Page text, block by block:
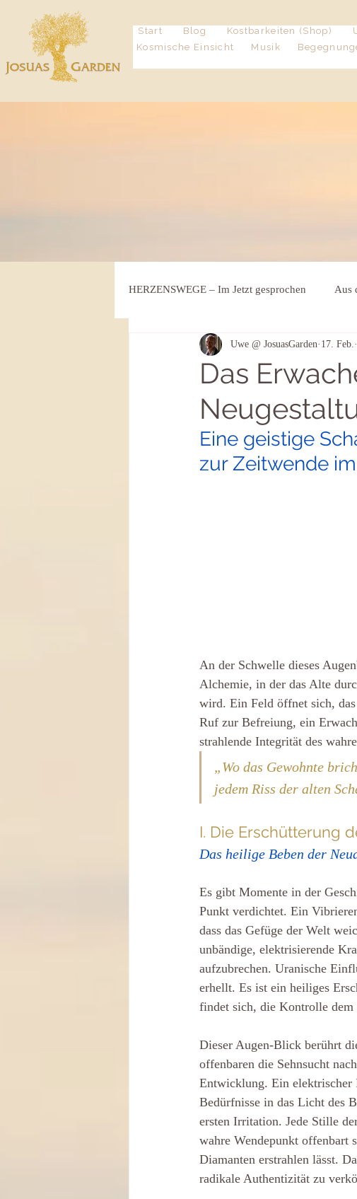
Start Blog Kostbarkeiten (Shop)
Kosmische Einsicht
Musik
HERZENSWEGE – Im Jetzt gesprochen Aus
Genährt aus Licht und Leben Aus dem
Das
Uwe @ JosuasGarden 17. Feb.
Eine geistige
zur Zeitwende
An der Schwelle dieses
Alchemie, in der das Alte
wird. Ein Feld öffnet sich,
Ruf zur Befreiung, ein
strahlende Integrität des
„Wo das Gewohnte
jedem Riss der alten
I. Die Erschütterung
Das heilige Beben der
Es gibt Momente in der
Punkt verdichtet. Ein
dass das Gefüge der Welt
unbändige, elektrisierende
aufzubrechen. Uranische
erhellt. Es ist ein heiliges
findet sich, die Kontrolle dem
Dieser Augen-Blick berührt
offenbaren die Sehnsucht
Entwicklung. Ein elektrischer
Bedürfnisse in das Licht des
ersten Irritation. Jede Stille
wahre Wendepunkt offenbart
Diamanten erstrahlen lässt.
radikale Authentizität zu